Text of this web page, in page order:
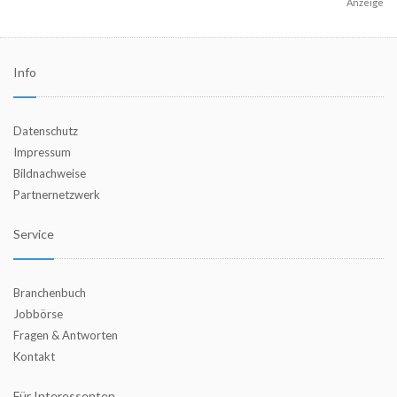
Info
Datenschutz
Impressum
Bildnachweise
Partnernetzwerk
Service
Branchenbuch
Jobbörse
Fragen & Antworten
Kontakt